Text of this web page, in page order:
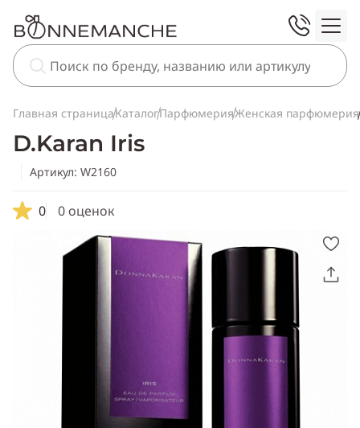
Главная страницаКаталогПарфюмерияЖенская парфюмерия
D.Karan Iris
Артикул: W2160
0 0 оценок
Скопировать
ссылку
Telegram